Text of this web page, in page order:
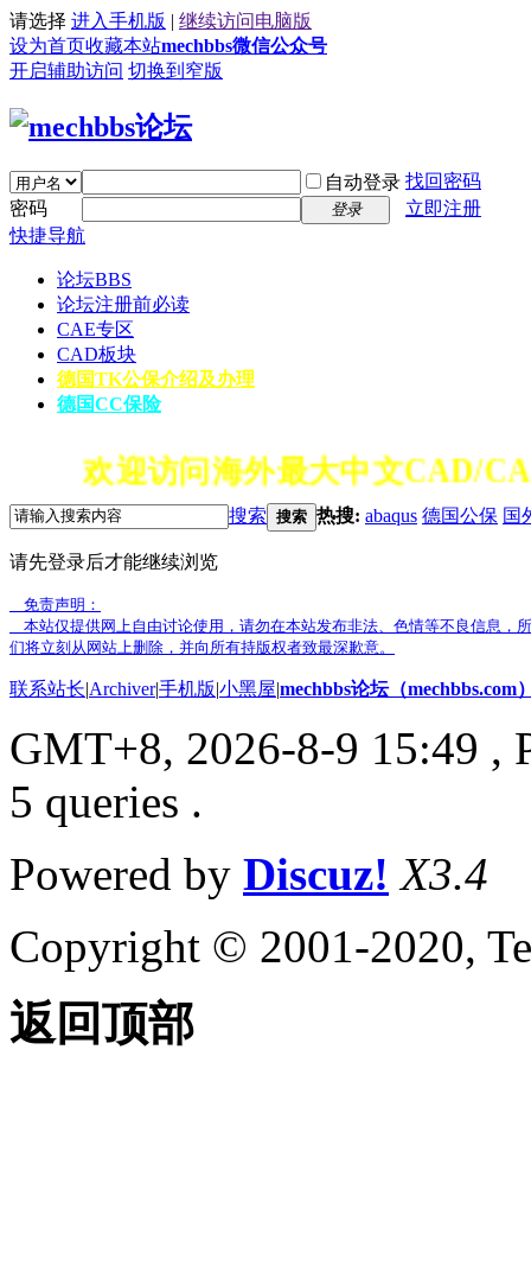
请选择 进入手机版 | 继续访问电脑版
设为首页收藏本站mechbbs微信公众号
开启辅助访问 切换到窄版
自动登录 找回密码
密码
登录
立即注册
快捷导航
论坛BBS
论坛注册前必读
CAE专区
CAD板块
德国TK公保介绍及办理
德国CC保险
欢迎访问海外最大中文CAD/
搜索 搜索 热搜: abaqus 德国公保 国
请先登录后才能继续浏览
免责声明：
本站仅提供网上自由讨论使用，请勿在本站发布非法、色情等不良信息，
们将立刻从网站上删除，并向所有持版权者致最深歉意。
联系站长|Archiver|手机版|小黑屋|mechbbs论坛（mechbbs.com
GMT+8, 2026-8-9 15:49 ,
5 queries .
Powered by Discuz! X3.4
Copyright © 2001-2020,
返回顶部